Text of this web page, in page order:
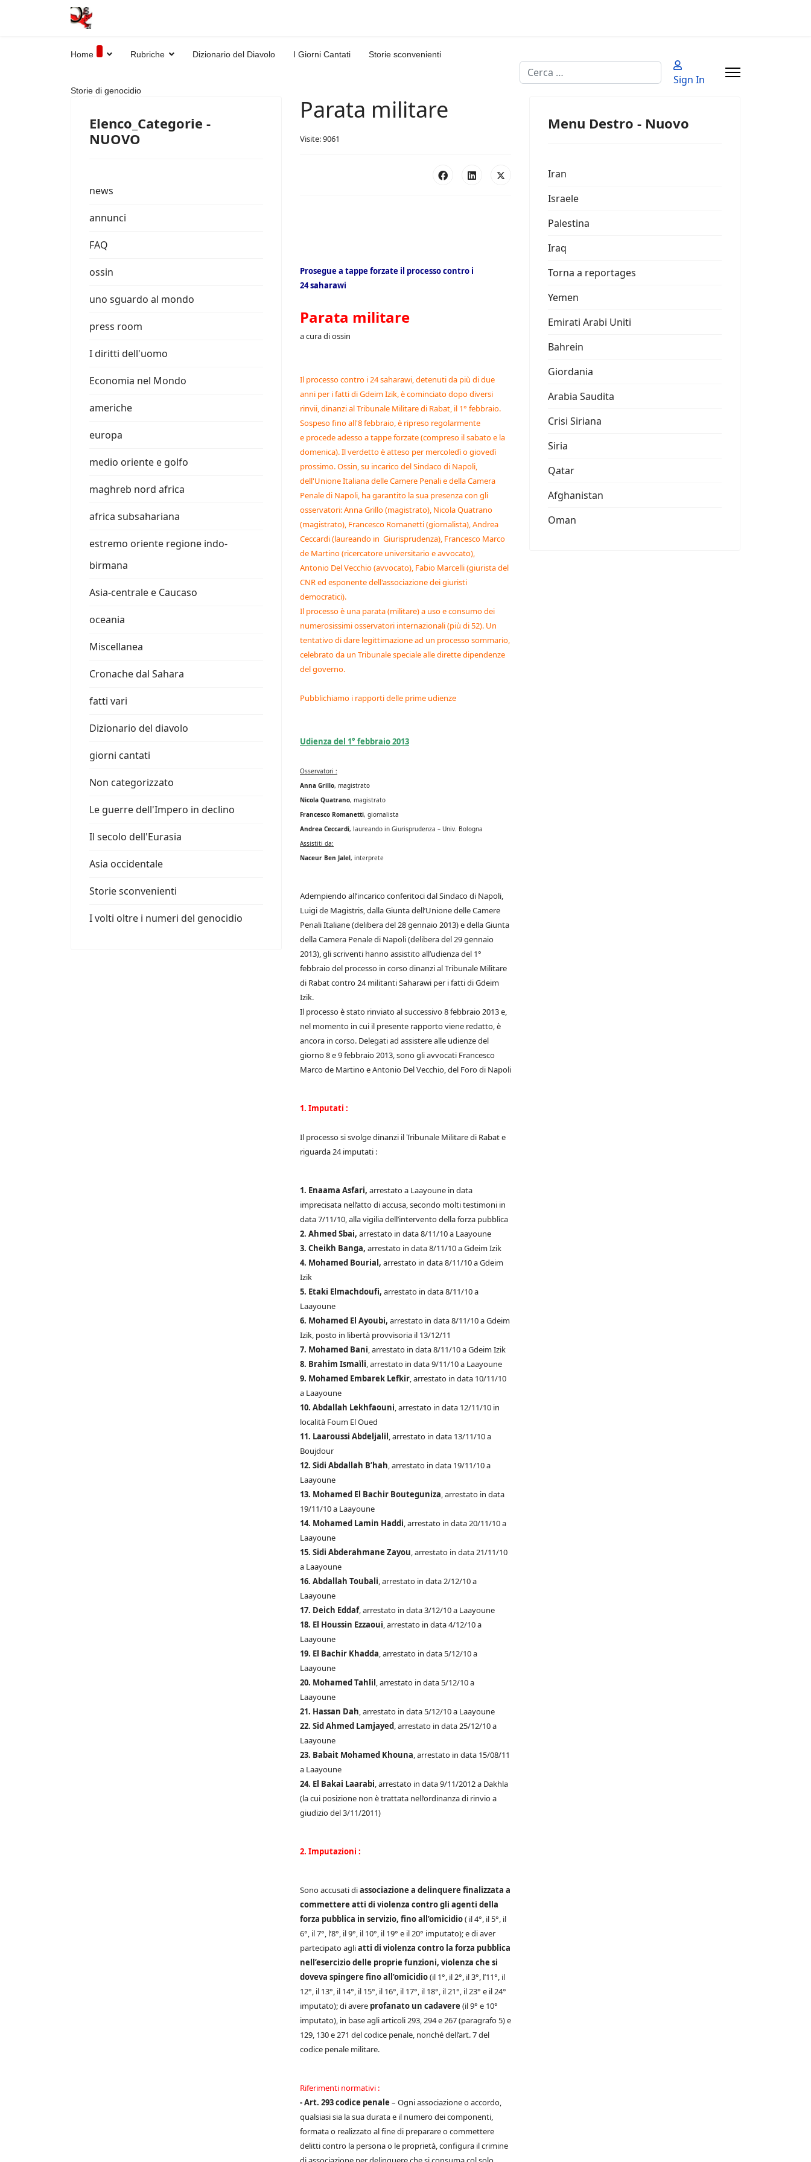
Home Rubriche Dizionario del Diavolo I Giorni Cantati Storie sconvenienti
Storie di genocidio
Cerca
Sign In
Elenco_Categorie -
NUOVO
news
annunci
FAQ
ossin
uno sguardo al mondo
press room
I diritti dell'uomo
Economia nel Mondo
americhe
europa
medio oriente e golfo
maghreb nord africa
africa subsahariana
estremo oriente regione indo-
birmana
Asia-centrale e Caucaso
oceania
Miscellanea
Cronache dal Sahara
fatti vari
Dizionario del diavolo
giorni cantati
Non categorizzato
Le guerre dell'Impero in declino
Il secolo dell'Eurasia
Asia occidentale
Storie sconvenienti
I volti oltre i numeri del genocidio
Parata militare
Visite: 9061
Prosegue a tappe forzate il processo contro i
24 saharawi
Parata militare
a cura di ossin
Il processo contro i 24 saharawi, detenuti da più di due
anni per i fatti di Gdeim Izik, è cominciato dopo diversi
rinvii, dinanzi al Tribunale Militare di Rabat, il 1° febbraio.
Sospeso fino all'8 febbraio, è ripreso regolarmente
e procede adesso a tappe forzate (compreso il sabato e la
domenica). Il verdetto è atteso per mercoledì o giovedì
prossimo. Ossin, su incarico del Sindaco di Napoli,
dell'Unione Italiana delle Camere Penali e della Camera
Penale di Napoli, ha garantito la sua presenza con gli
osservatori: Anna Grillo (magistrato), Nicola Quatrano
(magistrato), Francesco Romanetti (giornalista), Andrea
Ceccardi (laureando in Giurisprudenza), Francesco Marco
de Martino (ricercatore universitario e avvocato),
Antonio Del Vecchio (avvocato), Fabio Marcelli (giurista del
CNR ed esponente dell'associazione dei giuristi
democratici).
Il processo è una parata (militare) a uso e consumo dei
numerosissimi osservatori internazionali (più di 52). Un
tentativo di dare legittimazione ad un processo sommario,
celebrato da un Tribunale speciale alle dirette dipendenze
del governo.
Pubblichiamo i rapporti delle prime udienze
Udienza del 1° febbraio 2013
Osservatori :
Anna Grillo, magistrato
Nicola Quatrano, magistrato
Francesco Romanetti, giornalista
Andrea Ceccardi, laureando in Giurisprudenza – Univ. Bologna
Assistiti da:
Naceur Ben Jalel, interprete
Adempiendo all’incarico conferitoci dal Sindaco di Napoli,
Luigi de Magistris, dalla Giunta dell’Unione delle Camere
Penali Italiane (delibera del 28 gennaio 2013) e della Giunta
della Camera Penale di Napoli (delibera del 29 gennaio
2013), gli scriventi hanno assistito all’udienza del 1°
febbraio del processo in corso dinanzi al Tribunale Militare
di Rabat contro 24 militanti Saharawi per i fatti di Gdeim
Izik.
Il processo è stato rinviato al successivo 8 febbraio 2013 e,
nel momento in cui il presente rapporto viene redatto, è
ancora in corso. Delegati ad assistere alle udienze del
giorno 8 e 9 febbraio 2013, sono gli avvocati Francesco
Marco de Martino e Antonio Del Vecchio, del Foro di Napoli
1. Imputati :
Il processo si svolge dinanzi il Tribunale Militare di Rabat e
riguarda 24 imputati :
1. Enaama Asfari, arrestato a Laayoune in data
imprecisata nell’atto di accusa, secondo molti testimoni in
data 7/11/10, alla vigilia dell’intervento della forza pubblica
2. Ahmed Sbai, arrestato in data 8/11/10 a Laayoune
3. Cheikh Banga, arrestato in data 8/11/10 a Gdeim Izik
4. Mohamed Bourial, arrestato in data 8/11/10 a Gdeim
Izik
5. Etaki Elmachdoufi, arrestato in data 8/11/10 a
Laayoune
6. Mohamed El Ayoubi, arrestato in data 8/11/10 a Gdeim
Izik, posto in libertà provvisoria il 13/12/11
7. Mohamed Bani, arrestato in data 8/11/10 a Gdeim Izik
8. Brahim Ismaïli, arrestato in data 9/11/10 a Laayoune
9. Mohamed Embarek Lefkir, arrestato in data 10/11/10
a Laayoune
10. Abdallah Lekhfaouni, arrestato in data 12/11/10 in
località Foum El Oued
11. Laaroussi Abdeljalil, arrestato in data 13/11/10 a
Boujdour
12. Sidi Abdallah B’hah, arrestato in data 19/11/10 a
Laayoune
13. Mohamed El Bachir Bouteguniza, arrestato in data
19/11/10 a Laayoune
14. Mohamed Lamin Haddi, arrestato in data 20/11/10 a
Laayoune
15. Sidi Abderahmane Zayou, arrestato in data 21/11/10
a Laayoune
16. Abdallah Toubali, arrestato in data 2/12/10 a
Laayoune
17. Deich Eddaf, arrestato in data 3/12/10 a Laayoune
18. El Houssin Ezzaoui, arrestato in data 4/12/10 a
Laayoune
19. El Bachir Khadda, arrestato in data 5/12/10 a
Laayoune
20. Mohamed Tahlil, arrestato in data 5/12/10 a
Laayoune
21. Hassan Dah, arrestato in data 5/12/10 a Laayoune
22. Sid Ahmed Lamjayed, arrestato in data 25/12/10 a
Laayoune
23. Babait Mohamed Khouna, arrestato in data 15/08/11
a Laayoune
24. El Bakai Laarabi, arrestato in data 9/11/2012 a Dakhla
(la cui posizione non è trattata nell’ordinanza di rinvio a
giudizio del 3/11/2011)
2. Imputazioni :
Sono accusati diassociazione a delinquere finalizzata a
commettere atti di violenza contro gli agenti della
forza pubblica in servizio, fino all’omicidio( il 4°, il 5°, il
6°, il 7°, l’8°, il 9°, il 10°, il 19° e il 20° imputato); e di aver
partecipato agliatti di violenza contro la forza pubblica
nell’esercizio delle proprie funzioni, violenza che si
doveva spingere fino all’omicidio(il 1°, il 2°, il 3°, l’11°, il
12°, il 13°, il 14°, il 15°, il 16°, il 17°, il 18°, il 21°, il 23° e il 24°
imputato); di avere profanato un cadavere (il 9° e 10°
imputato), in base agli articoli 293, 294 e 267 (paragrafo 5) e
129, 130 e 271 del codice penale, nonché dell’art. 7 del
codice penale militare.
Riferimenti normativi :
- Art. 293 codice penale – Ogni associazione o accordo,
qualsiasi sia la sua durata e il numero dei componenti,
formata o realizzato al fine di preparare o commettere
delitti contro la persona o le proprietà, configura il crimine
Menu Destro - Nuovo
Iran
Israele
Palestina
Iraq
Torna a reportages
Yemen
Emirati Arabi Uniti
Bahrein
Giordania
Arabia Saudita
Crisi Siriana
Siria
Qatar
Afghanistan
Oman